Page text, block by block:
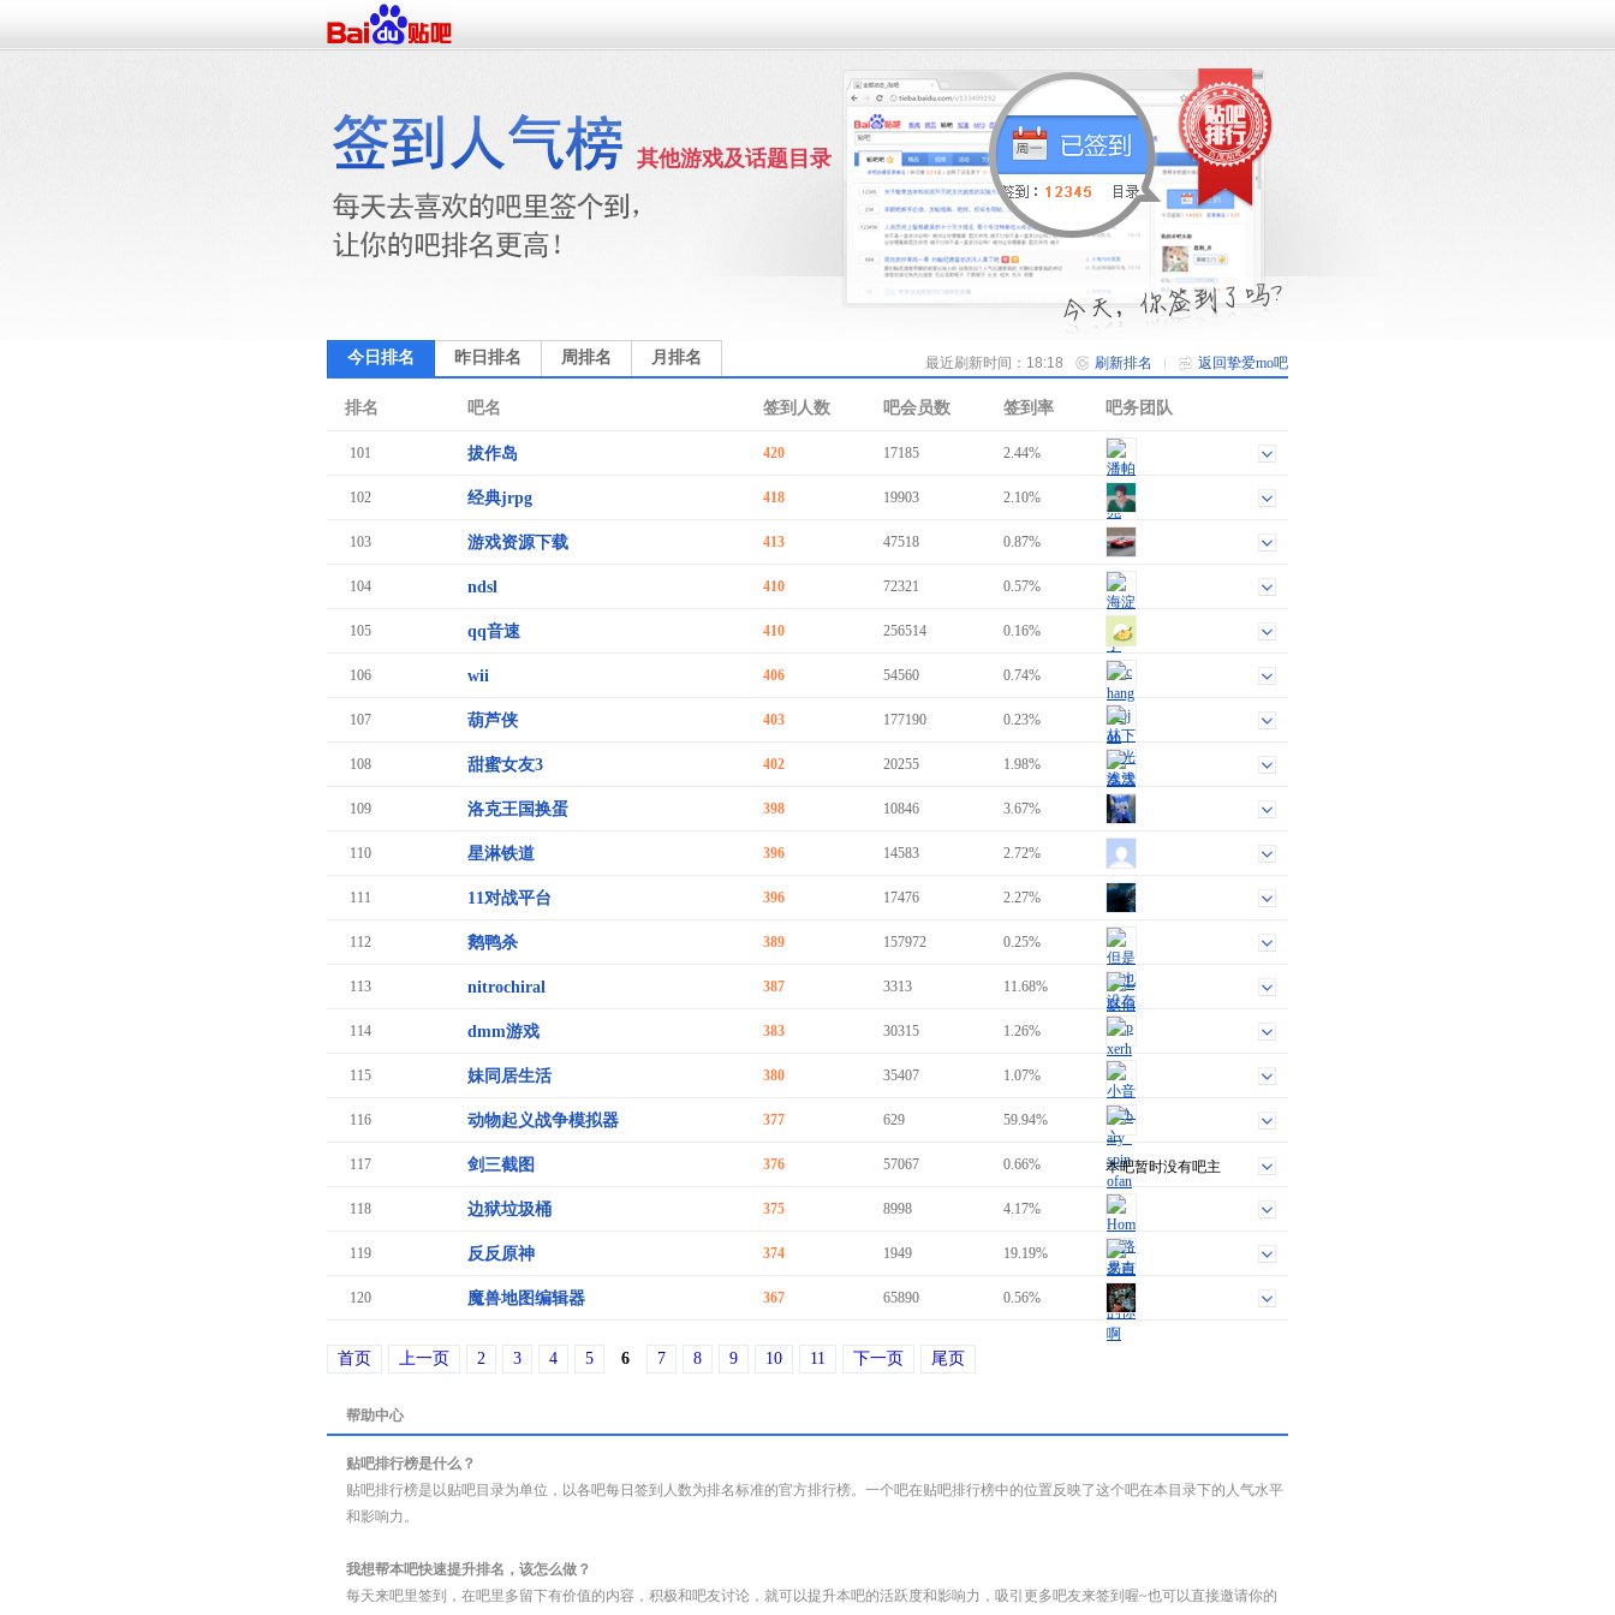
其他游戏及话题目录
今日排名 昨日排名 周排名 月排名 返回挚爱mo吧
刷新排名
最近刷新时间：18:18
排名 吧名 签到人数 吧会员数 签到率 吧务团队
101 拔作岛 420 17185 2.44%
102 经典jrpg 418 19903 2.10%
103 游戏资源下载 413 47518 0.87%
104 ndsl 410 72321 0.57%
105 qq音速 410 256514 0.16%
106 wii 406 54560 0.74%
107 葫芦侠 403 177190 0.23%
108 甜蜜女友3 402 20255 1.98%
109 洛克王国换蛋 398 10846 3.67%
110 星淋铁道 396 14583 2.72%
111 11对战平台 396 17476 2.27%
112 鹅鸭杀 389 157972 0.25%
113 nitrochiral 387 3313 11.68%
114 dmm游戏 383 30315 1.26%
115 妹同居生活 380 35407 1.07%
116 动物起义战争模拟器 377 629 59.94%
117 剑三截图 376 57067 0.66% 本吧暂时没有吧主
118 边狱垃圾桶 375 8998 4.17%
119 反反原神 374 1949 19.19%
120 魔兽地图编辑器 367 65890 0.56%
首页 上一页 2 3 4 5 6 7 8 9 10 11 下一页 尾页
帮助中心
贴吧排行榜是什么？
贴吧排行榜是以贴吧目录为单位，以各吧每日签到人数为排名标准的官方排行榜。一个吧在贴吧排行榜中的位置反映了这个吧在本目录下的人气水平
和影响力。
我想帮本吧快速提升排名，该怎么做？
每天来吧里签到，在吧里多留下有价值的内容，积极和吧友讨论，就可以提升本吧的活跃度和影响力，吸引更多吧友来签到喔~也可以直接邀请你的